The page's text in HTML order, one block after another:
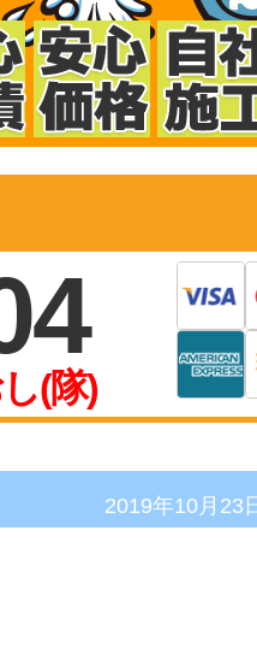
(隊)
2019年10月23